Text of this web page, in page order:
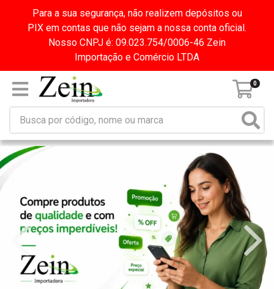
Para a sua segurança, não realizem depósitos ou
PIX em contas que não sejam a nossa conta oficial.
Nosso CNPJ é: 09.023.754/0006-46 Zein
Importação e Comércio LTDA
0